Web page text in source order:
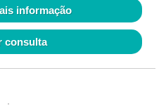
informação
consulta